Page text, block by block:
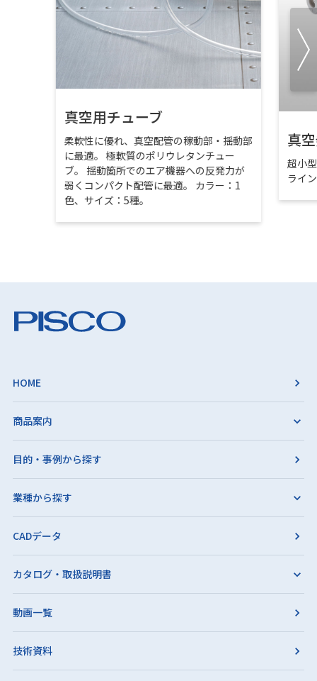
真空用チューブ
柔軟性に優れ、真空配管の稼動部・揺動部
に最適。 極軟質のポリウレタンチュー
ブ。 揺動箇所でのエア機器への反発力が
弱くコンパクト配管に最適。 カラー：1
色、サイズ：5種。
真
超小
ライ
HOME
商品案内
目的・事例から探す
業種から探す
CADデータ
カタログ・取扱説明書
動画一覧
技術資料